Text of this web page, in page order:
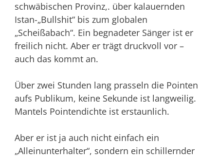
schwäbischen Provinz,. über kalauernden
Istan-„Bullshit“ bis zum globalen
„Scheißabach“. Ein begnadeter Sänger ist er
freilich nicht. Aber er trägt druckvoll vor –
auch das kommt an.
Über zwei Stunden lang prasseln die Pointen
aufs Publikum, keine Sekunde ist langweilig.
Mantels Pointendichte ist erstaunlich.
Aber er ist ja auch nicht einfach ein
„Alleinunterhalter“, sondern ein schillernder